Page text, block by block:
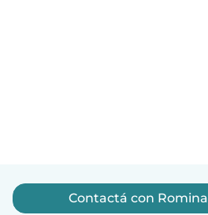
Contactá con Romina